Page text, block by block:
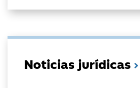
Noticias jurídicas